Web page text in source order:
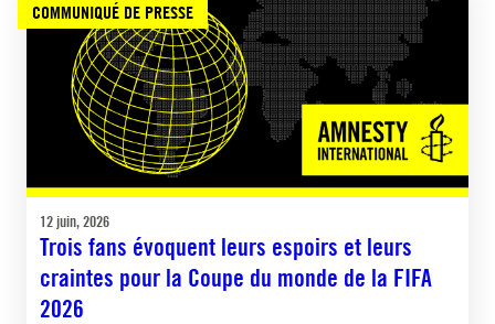
COMMUNIQUÉ DE PRESSE
12 juin, 2026
Trois fans évoquent leurs espoirs et leurs
craintes pour la Coupe du monde de la FIFA
2026